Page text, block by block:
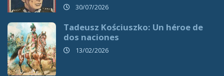
30/07/2026
Tadeusz Kościuszko: Un héroe de
dos naciones
13/02/2026